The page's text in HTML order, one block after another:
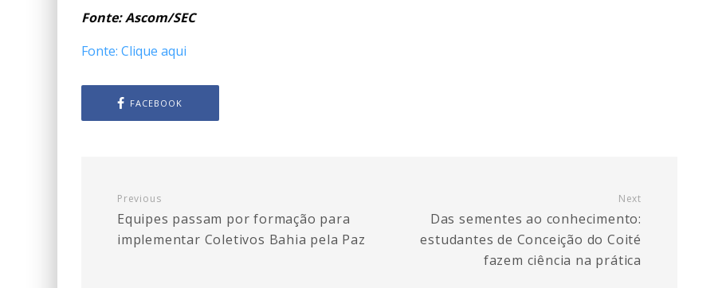
Fonte: Ascom/SEC
Fonte: Clique aqui
FACEBOOK
Previous
Equipes passam por formação para
implementar Coletivos Bahia pela Paz
Next
Das sementes ao conhecimento:
estudantes de Conceição do Coité
fazem ciência na prática